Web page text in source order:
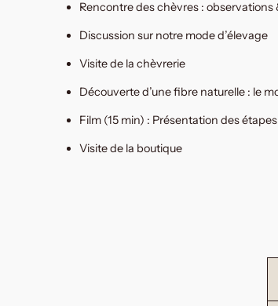
Rencontre des chèvres : observations
Discussion sur notre mode d’élevage
Visite de la chèvrerie
Découverte d’une fibre naturelle : le
Film (15 min) : Présentation des
Visite de la boutique